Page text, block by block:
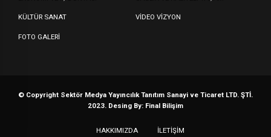
KÜLTÜR SANAT VİDEO VİZYON
FOTO GALERİ
© Copyright Sektör Medya Yayıncılık Tanıtım Sanayi ve Ticaret LTD. ŞTİ.
2023. Desing By: Final Bilişim
HAKKIMIZDA İLETİŞİM